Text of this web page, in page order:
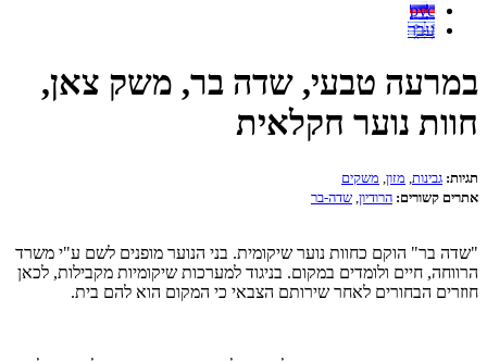
рус
עבר
במרעה טבעי, שדה בר, משק צאן,
חוות נוער חקלאית
תגיות: גבינות מזון משקים
אתרים קשורים: הרודיון שדה-בר
"שדה בר" הוקם כחוות נוער שיקומית. בני הנוער מופנים לשם ע"י משרד
הרווחה, חיים ולומדים במקום. בניגוד למערכות שיקומיות מקבילות, לכאן
חוזרים הבחורים לאחר שירותם הצבאי כי המקום הוא להם בית.